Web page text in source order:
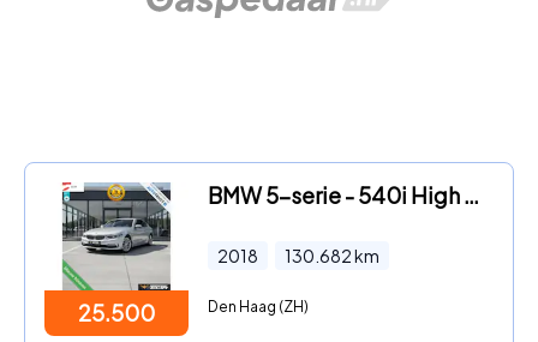
25.500
BMW 5-serie - 540i High Executive
2018 130.682km
Den Haag (ZH)